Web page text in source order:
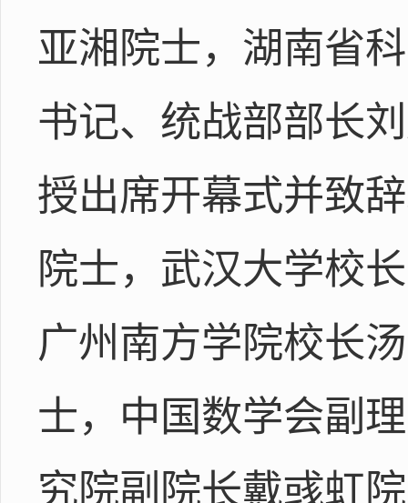
亚湘院士，湖南省
书记、统战部部长
授出席开幕式并致
院士，武汉大学校
广州南方学院校长
士，中国数学会副
究院副院长戴彧虹